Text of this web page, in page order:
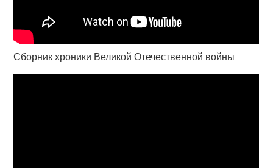
Сборник хроники Великой Отечественной войны